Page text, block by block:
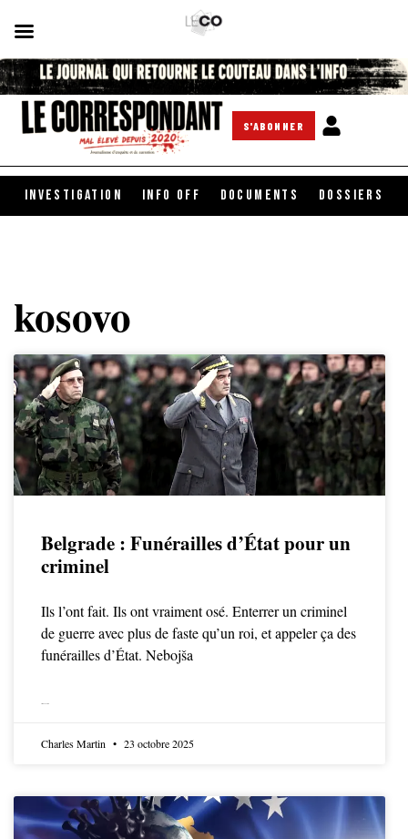
S'ABONNER
INVESTIGATION INFO OFF DOCUMENTS DOSSIERS
kosovo
Belgrade : Funérailles d’État pour un
criminel
Ils l’ont fait. Ils ont vraiment osé. Enterrer un criminel
de guerre avec plus de faste qu’un roi, et appeler ça des
funérailles d’État. Nebojša
Charles Martin 23 octobre 2025